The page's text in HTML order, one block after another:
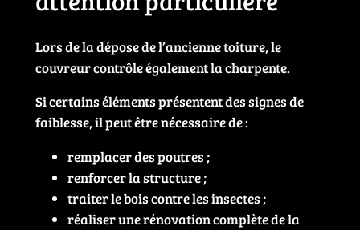
Lors de la dépose de l’ancienne toiture, le
couvreur contrôle également la charpente.
Si certains éléments présentent des signes de
faiblesse, il peut être nécessaire de :
remplacer des poutres ;
renforcer la structure ;
traiter le bois contre les insectes ;
réaliser une rénovation complète de la